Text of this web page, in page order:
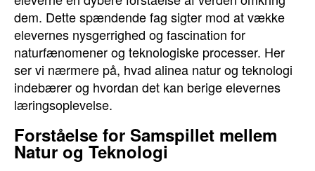
dem. Dette spændende fag sigter mod at vække
elevernes nysgerrighed og fascination for
naturfænomener og teknologiske processer. Her
ser vi nærmere på, hvad alinea natur og teknologi
indebærer og hvordan det kan berige elevernes
læringsoplevelse.
Forståelse for Samspillet mellem
Natur og Teknologi